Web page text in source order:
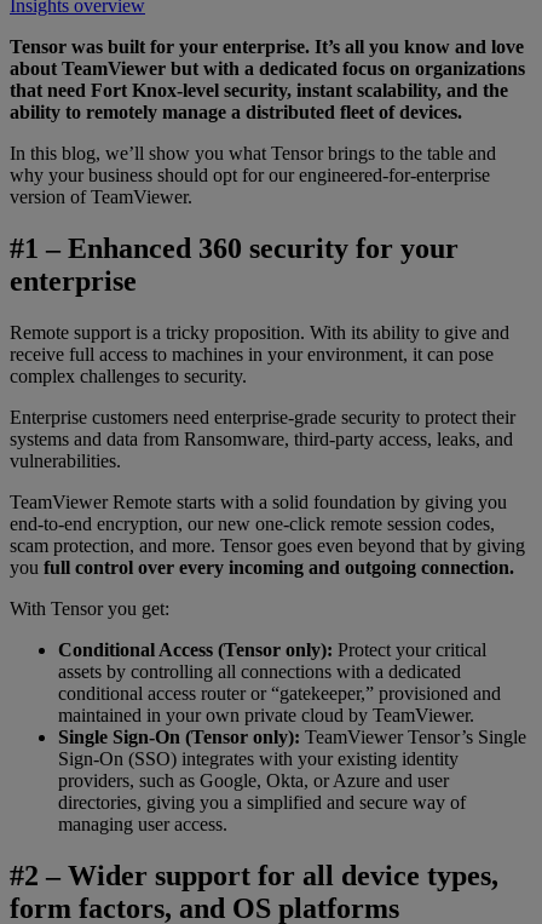
Insights overview
Tensor was built for your enterprise. It’s all you know and love
about TeamViewer but with a dedicated focus on organizations
that need Fort Knox-level security, instant scalability, and the
ability to remotely manage a distributed fleet of devices.
In this blog, we’ll show you what Tensor brings to the table and
why your business should opt for our engineered-for-enterprise
version of TeamViewer.
#1 – Enhanced 360 security for your
enterprise
Remote support is a tricky proposition. With its ability to give and
receive full access to machines in your environment, it can pose
complex challenges to security.
Enterprise customers need enterprise-grade security to protect their
systems and data from Ransomware, third-party access, leaks, and
vulnerabilities.
TeamViewer Remote starts with a solid foundation by giving you
end-to-end encryption, our new one-click remote session codes,
scam protection, and more. Tensor goes even beyond that by giving
you full control over every incoming and outgoing connection.
With Tensor you get:
Conditional Access (Tensor only): Protect your critical
assets by controlling all connections with a dedicated
conditional access router or “gatekeeper,” provisioned and
maintained in your own private cloud by TeamViewer.
Single Sign-On (Tensor only): TeamViewer Tensor’s Single
Sign-On (SSO) integrates with your existing identity
providers, such as Google, Okta, or Azure and user
directories, giving you a simplified and secure way of
managing user access.
#2 – Wider support for all device types,
form factors, and OS platforms